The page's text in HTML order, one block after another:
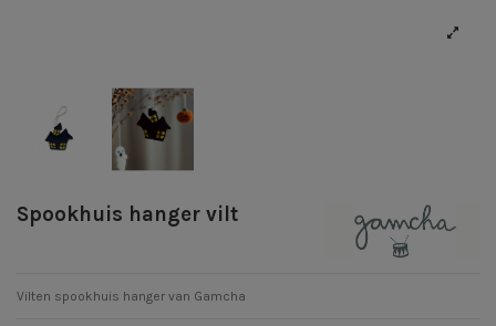
Spookhuis hanger vilt
Vilten spookhuis hanger van Gamcha